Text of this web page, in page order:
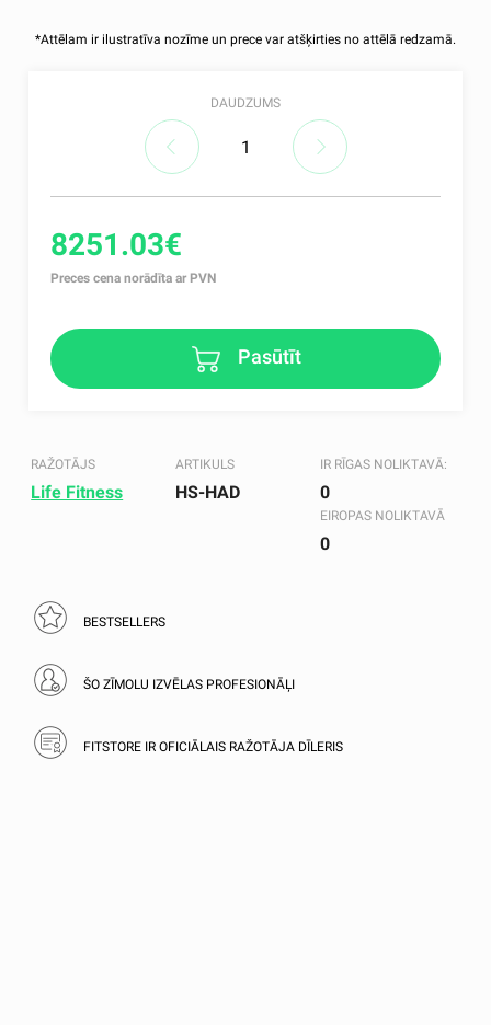
*Attēlam ir ilustratīva nozīme un prece var atšķirties no attēlā redzamā.
DAUDZUMS
8251.03€
Preces cena norādīta ar PVN
Pasūtīt
RAŽOTĀJS
Life Fitness
ARTIKULS
HS-HAD
IR RĪGAS NOLIKTAVĀ:
0
EIROPAS NOLIKTAVĀ
0
BESTSELLERS
ŠO ZĪMOLU IZVĒLAS PROFESIONĀĻI
FITSTORE IR OFICIĀLAIS RAŽOTĀJA DĪLERIS